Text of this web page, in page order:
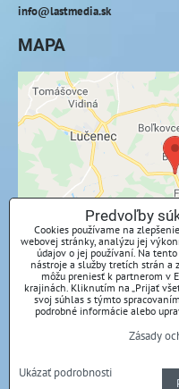
info@lastmedia.sk
MAPA
Externý obsah je
Prajete si
Povoliť
Povoliť a zapamätať -
Otvoriť
Predvoľby
Cookies používame na
webovej stránky, analýzu jej
údajov o jej používaní. Na
nástroje a služby tretích strán a
môžu preniesť k partnerom v
krajinách. Kliknutím na „Prijať
svoj súhlas s týmto
podrobné informácie alebo
Zásady
Ukázať podrobnosti